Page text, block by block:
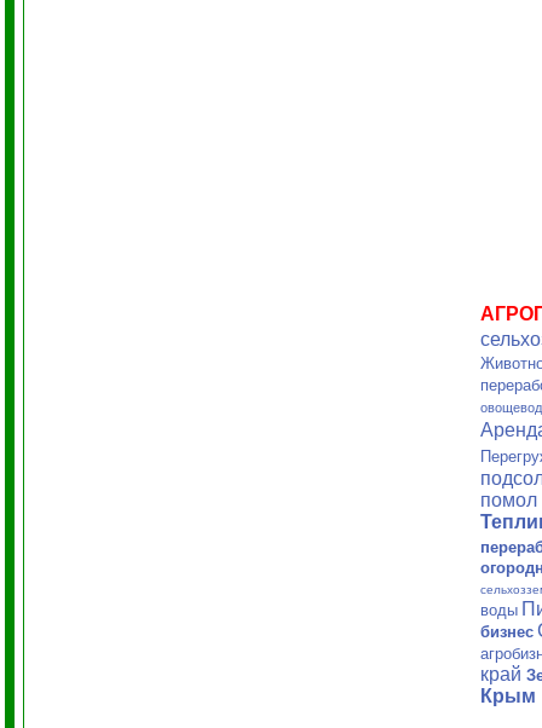
помол
воды
бизнес
край
Крым